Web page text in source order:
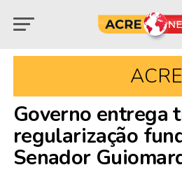
ACRE
Governo entrega
regularização
Senador